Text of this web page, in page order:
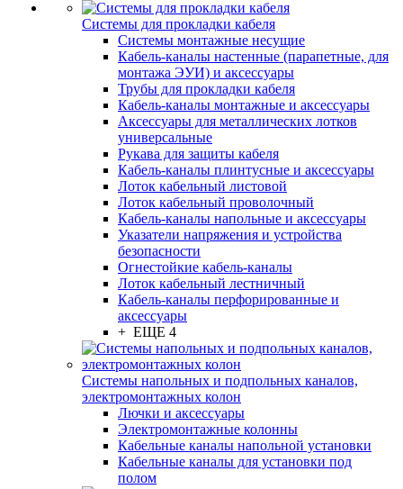
Системы для прокладки кабеля
Системы монтажные несущие
Кабель-каналы настенные (парапетные, для
монтажа ЭУИ) и аксессуары
Трубы для прокладки кабеля
Кабель-каналы монтажные и аксессуары
Аксессуары для металлических лотков
универсальные
Рукава для защиты кабеля
Кабель-каналы плинтусные и аксессуары
Лоток кабельный листовой
Лоток кабельный проволочный
Кабель-каналы напольные и аксессуары
Указатели напряжения и устройства
безопасности
Огнестойкие кабель-каналы
Лоток кабельный лестничный
Кабель-каналы перфорированные и
аксессуары
+ ЕЩЕ 4
Системы напольных и подпольных каналов,
электромонтажных колон
Лючки и аксессуары
Электромонтажные колонны
Кабельные каналы напольной установки
Кабельные каналы для установки под
полом